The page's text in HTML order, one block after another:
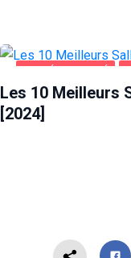
SANTÉ ET BEAUTÉ
Les 10 Meilleurs
[2024]